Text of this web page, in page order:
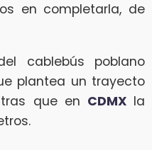
en completarla, de
cablebús poblano
plantea un trayecto
que en CDMX la